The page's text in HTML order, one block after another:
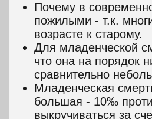
Почему в
пожилыми - т.к.
возрасте к старому.
Для младенческой
что она на порядок
сравнительно
Младенческая
большая - 10‰
выкручиваться за